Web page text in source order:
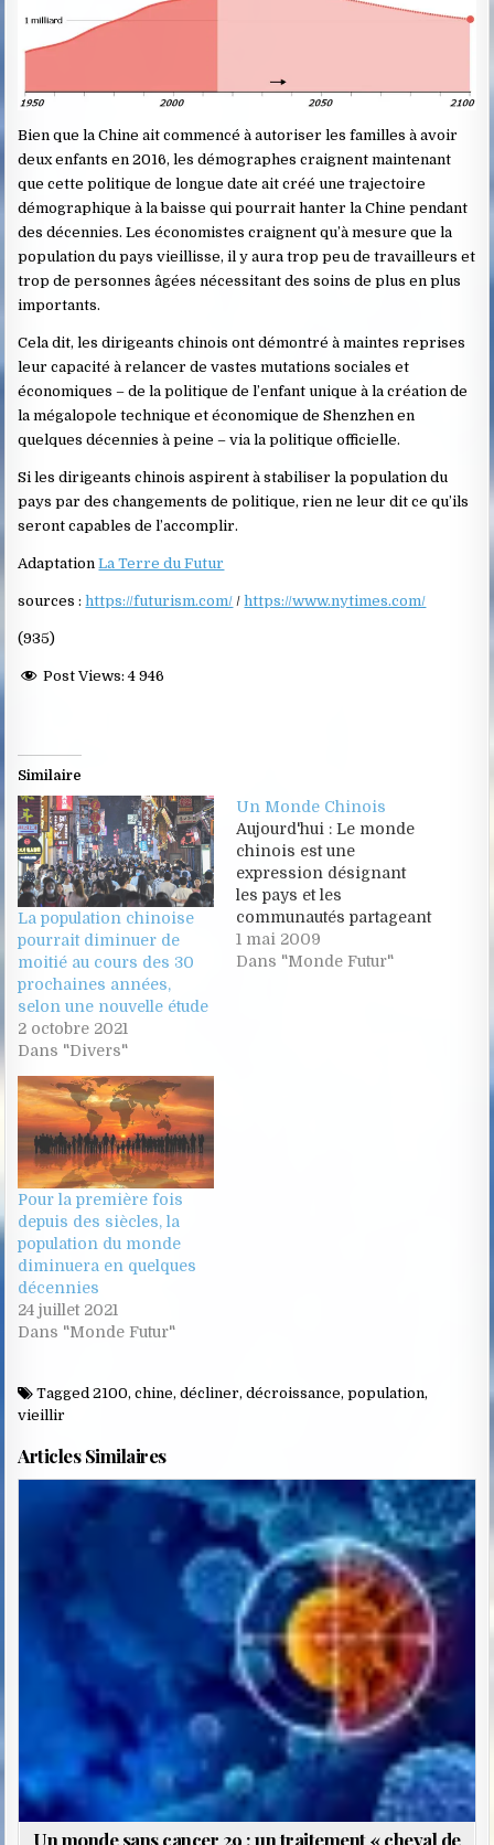
Bien que la Chine ait commencé à autoriser les familles à avoir
deux enfants en 2016, les démographes craignent maintenant
que cette politique de longue date ait créé une trajectoire
démographique à la baisse qui pourrait hanter la Chine pendant
des décennies. Les économistes craignent qu’à mesure que la
population du pays vieillisse, il y aura trop peu de travailleurs et
trop de personnes âgées nécessitant des soins de plus en plus
importants.
Cela dit, les dirigeants chinois ont démontré à maintes reprises
leur capacité à relancer de vastes mutations sociales et
économiques – de la politique de l’enfant unique à la création de
la mégalopole technique et économique de Shenzhen en
quelques décennies à peine – via la politique officielle.
Si les dirigeants chinois aspirent à stabiliser la population du
pays par des changements de politique, rien ne leur dit ce qu’ils
seront capables de l’accomplir.
AdaptationLa Terre du Futur
sources :https://futurism.com/ /https://www.nytimes.com/
(935)
Post Views: 4 946
Similaire
La population chinoise
pourrait diminuer de
moitié au cours des 30
prochaines années,
selon une nouvelle étude
2 octobre 2021
Dans "Divers"
Un Monde Chinois
Aujourd'hui : Le monde
chinois est une
expression désignant
les pays et les
communautés partageant
la culture chinoise,
indépendamment de
1 mai 2009
Dans "Monde Futur"
Pour la première fois
depuis des siècles, la
population du monde
diminuera en quelques
décennies
24 juillet 2021
Dans "Monde Futur"
Tagged2100,chine,décliner,décroissance,population,
vieillir
Articles Similaires
Posted
in
Un monde sans cancer 29 : un traitement « cheval de